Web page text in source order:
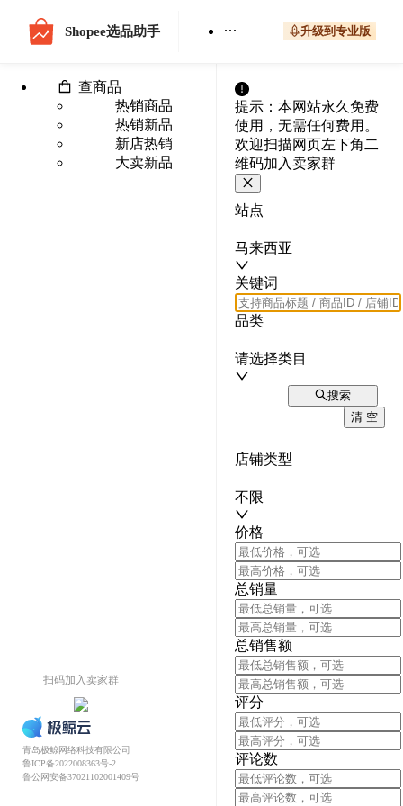
Shopee选品助手 升级到专业版
查商品
热销商品
热销新品
新店热销
大卖新品
扫码加入卖家群
青岛极鲸网络科技有限公司
鲁ICP备2022008363号-2
鲁公网安备37021102001409号
提示：本网站永久免费
使用，无需任何费用。
欢迎扫描网页左下角二
维码加入卖家群
站点
马来西亚
关键词
品类
请选择类目
搜索
清 空
店铺类型
不限
价格
总销量
总销售额
评分
评论数